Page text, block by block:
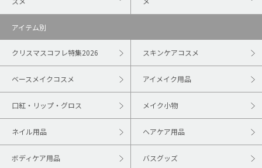
アイテム別
クリスマスコフレ特集2026 スキンケアコスメ
ベースメイクコスメ アイメイク用品
口紅・リップ・グロス メイク小物
ネイル用品 ヘアケア用品
ボディケア用品 バスグッズ